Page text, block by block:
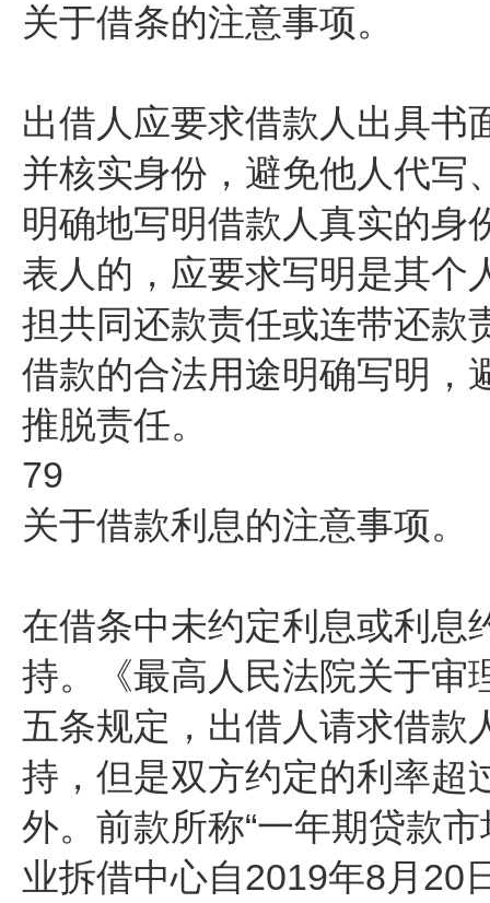
关于借条的注意事项。
出借人应要求借款人出具书
并核实身份，避免他人代写
明确地写明借款人真实的身
表人的，应要求写明是其个
担共同还款责任或连带还款
借款的合法用途明确写明，
推脱责任。
79
关于借款利息的注意事项。
在借条中未约定利息或利息
持。《最高人民法院关于审
五条规定，出借人请求借款
持，但是双方约定的利率超
外。前款所称“一年期贷款
业拆借中心自2019年8月20